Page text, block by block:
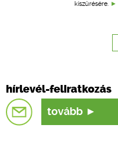
kiszűrésére.
hírlevél-feliratkozás
tovább